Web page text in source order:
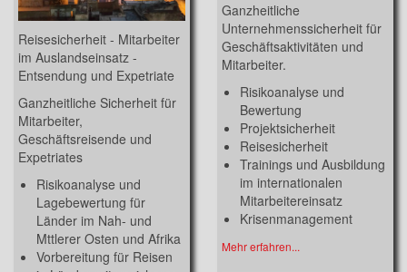
Reisesicherheit - Mitarbeiter
im Auslandseinsatz -
Entsendung und Expetriate
Ganzheitliche Sicherheit für
Mitarbeiter,
Geschäftsreisende und
Expetriates
Risikoanalyse und
Lagebewertung für
Länder im Nah- und
Mttlerer Osten und Afrika
Vorbereitung für Reisen
Ganzheitliche
Unternehmenssicherheit für
Geschäftsaktivitäten und
Mitarbeiter.
Risikoanalyse und
Bewertung
Projektsicherheit
Reisesicherheit
Trainings und Ausbildung
im internationalen
Mitarbeitereinsatz
Krisenmanagement
Mehr erfahren...